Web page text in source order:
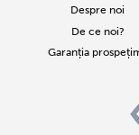
Despre noi
De ce noi?
Garanția